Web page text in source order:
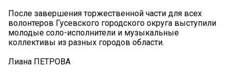
После завершения торжественной части для всех
волонтеров Гусевского городского округа выступили
молодые соло-исполнители и музыкальные
коллективы из разных городов области.
Лиана ПЕТРОВА